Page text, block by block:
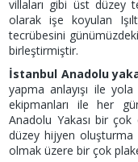
villaları gibi üst düzey
olarak işe koyulan
tecrübesini
birleştirmiştir.
İstanbul Anadolu
yapma anlayışı ile
ekipmanları ile her
Anadolu Yakası bir
düzey hijyen oluşturma
olmak üzere bir çok